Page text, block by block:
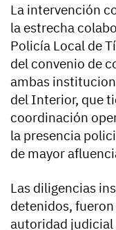
La intervención
la estrecha
Policía Local de
del convenio de
ambas
del Interior, que
coordinación
la presencia
de mayor
Las diligencias
detenidos,
autoridad